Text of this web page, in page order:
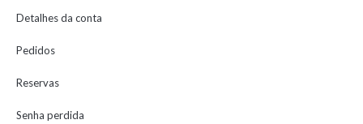
Detalhes da conta
Pedidos
Reservas
Senha perdida